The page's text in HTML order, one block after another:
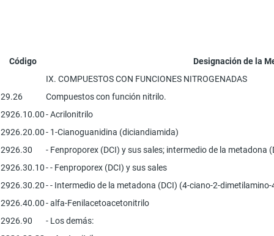
Código
Designación de la
IX. COMPUESTOS CON FUNCIONES NITROGENADAS
29.26
Compuestos con función nitrilo.
2926.10.00- Acrilonitrilo
2926.20.00- 1-Cianoguanidina (diciandiamida)
2926.30
- Fenproporex (DCI) y sus sales; intermedio de la
2926.30.10- - Fenproporex (DCI) y sus sales
2926.30.20- - Intermedio de la metadona (DCI) (4-ciano-2-
2926.40.00- alfa-Fenilacetoacetonitrilo
2926.90
- Los demás: